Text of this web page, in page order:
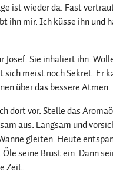
ist wieder da. Fast
ihn mir. Ich küsse ihn und
Sie inhaliert ihn.
sich meist noch Sekret. Er
über das bessere Atmen.
dort vor. Stelle das
aus. Langsam und
gleiten. Heute
seine Brust ein. Dann
Zeit.